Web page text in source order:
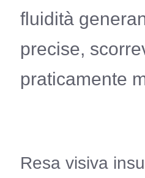
fluidità
precise,
praticamente
Resa visiva